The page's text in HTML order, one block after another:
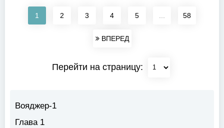
1 2 3 4 5 58
ВПЕРЕД
Перейти на страницу:
Вояджер-1
Глава 1